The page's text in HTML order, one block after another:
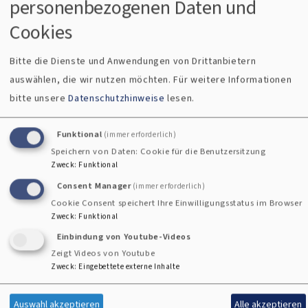
Mai
Bildrechte Peter Aschoff
Evangelische Morgenfeier am 30. März
Kann und darf ich eigentlich fröhlich sein, wenn die Welt
personenbezogenen Daten und
Cookies
Bitte die Dienste und Anwendungen von Drittanbietern
auswählen, die wir nutzen möchten.Für weitere Informationen
bitte unsereDatenschutzhinweise lesen.
Funktional (immer erforderlich)
Speichern von Daten: Cookie für die Benutzersitzung
Zweck: Funktional
Consent Manager (immer erforderlich)
Cookie Consent speichert Ihre Einwilligungsstatus im Browser
Zweck: Funktional
Einbindung von Youtube-Videos
Zeigt Videos von Youtube
Zweck: Eingebettete externe Inhalte
Auswahl akzeptieren Alle akzeptieren